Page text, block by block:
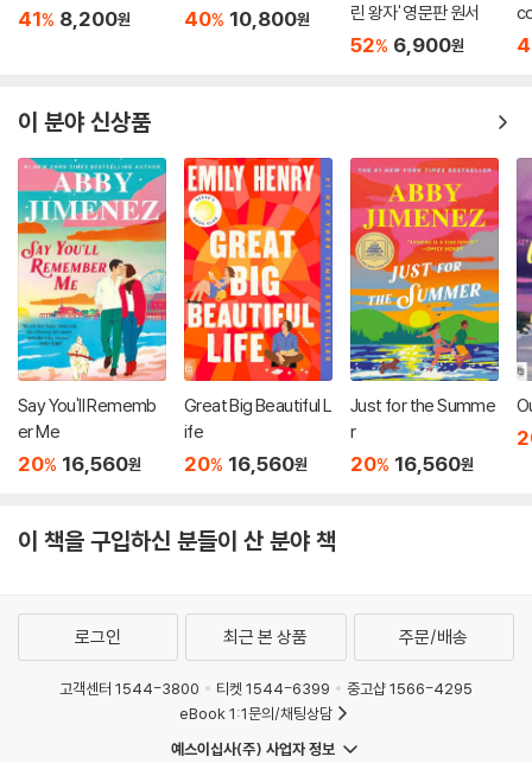
41% 8,200원 40% 10,800원
린 왕자' 영문판 원서
52% 6,900원
이 분야 신상품
Say You'll Rememb
er Me
20% 16,560원
Great Big Beautiful L
ife
20% 16,560원
Just for the Summe
r
20% 16,560원
이 책을 구입하신 분들이 산 분야 책
로그인 최근 본 상품 주문/배송
고객센터 1544-3800 티켓 1544-6399
중고샵 1566-4295
eBook 1:1문의/채팅상담
예스이십사(주) 사업자 정보